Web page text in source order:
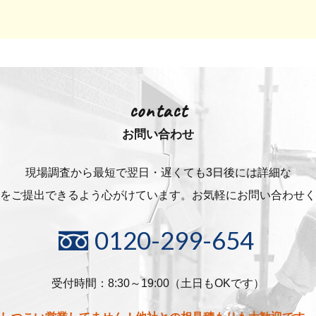
contact
お問い合わせ
現場調査から最短で翌日・遅くても3日後には詳細な
ご提出できるよう心がけています。お気軽にお問い合わせ
0120-299-654
受付時間：8:30～19:00（土日もOKです）